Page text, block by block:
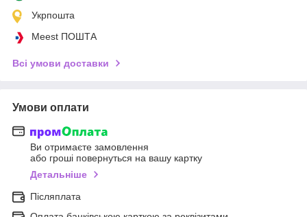
Укрпошта
Meest ПОШТА
Всі умови доставки
Умови оплати
Ви отримаєте замовлення
або гроші повернуться на вашу картку
Детальніше
Післяплата